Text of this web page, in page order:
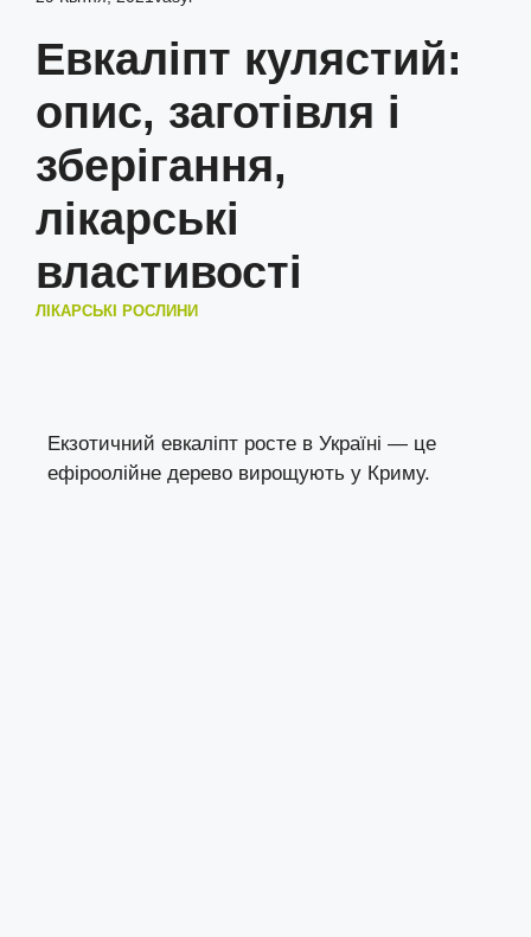
Евкаліпт кулястий:
опис, заготівля і
зберігання,
лікарські
властивості
ЛІКАРСЬКІ РОСЛИНИ
Екзотичний евкаліпт росте в Україні — це
ефіроолійне дерево вирощують у Криму.